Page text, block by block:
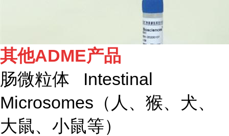
其他ADME产品
肠微粒体 Intestinal
Microsomes（人、猴、犬、
大鼠、小鼠等）